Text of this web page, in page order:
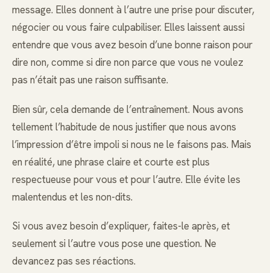
message. Elles donnent à l’autre une prise pour discuter,
négocier ou vous faire culpabiliser. Elles laissent aussi
entendre que vous avez besoin d’une bonne raison pour
dire non, comme si dire non parce que vous ne voulez
pas n’était pas une raison suffisante.
Bien sûr, cela demande de l’entraînement. Nous avons
tellement l’habitude de nous justifier que nous avons
l’impression d’être impoli si nous ne le faisons pas. Mais
en réalité, une phrase claire et courte est plus
respectueuse pour vous et pour l’autre. Elle évite les
malentendus et les non-dits.
Si vous avez besoin d’expliquer, faites-le après, et
seulement si l’autre vous pose une question. Ne
devancez pas ses réactions.